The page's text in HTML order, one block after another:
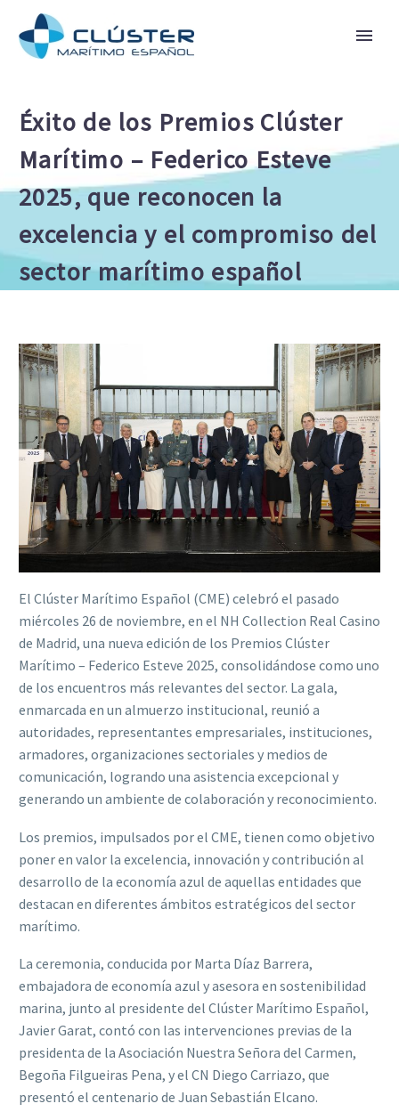
Éxito de los Premios Clúster
Marítimo – Federico Esteve
2025, que reconocen la
excelencia y el compromiso del
sector marítimo español
El Clúster Marítimo Español (CME) celebró el pasado
miércoles 26 de noviembre, en el NH Collection Real Casino
de Madrid, una nueva edición de los Premios Clúster
Marítimo – Federico Esteve 2025, consolidándose como uno
de los encuentros más relevantes del sector. La gala,
enmarcada en un almuerzo institucional, reunió a
autoridades, representantes empresariales, instituciones,
armadores, organizaciones sectoriales y medios de
comunicación, logrando una asistencia excepcional y
generando un ambiente de colaboración y reconocimiento.
Los premios, impulsados por el CME, tienen como objetivo
poner en valor la excelencia, innovación y contribución al
desarrollo de la economía azul de aquellas entidades que
destacan en diferentes ámbitos estratégicos del sector
marítimo.
La ceremonia, conducida por Marta Díaz Barrera,
embajadora de economía azul y asesora en sostenibilidad
marina, junto al presidente del Clúster Marítimo Español,
Javier Garat, contó con las intervenciones previas de la
presidenta de la Asociación Nuestra Señora del Carmen,
Begoña Filgueiras Pena, y el CN Diego Carriazo, que
presentó el centenario de Juan Sebastián Elcano.